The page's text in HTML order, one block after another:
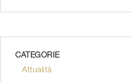
CATEGORIE
Attualità